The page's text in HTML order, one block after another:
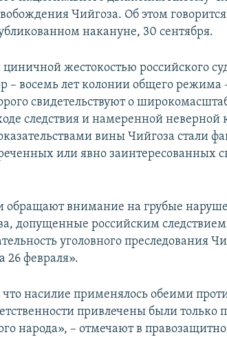
Чийгоза. Об этом
накануне, 30 сентября.
жестокостью российского
– восемь лет колонии общего режима
свидетельствуют о
следствия и намеренной неверной
вины Чийгоза стали
или явно заинтересованных
обращают внимание на грубые
допущенные российским
уголовного преследования
26 февраля».
что насилие применялось обеими
привлечены были только
народа», – отмечают в